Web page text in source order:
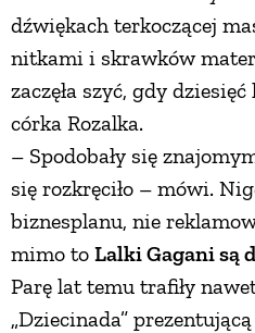
dźwiękach terkoczącej
nitkami i skrawków
zaczęła szyć, gdy
córka Rozalka.
– Spodobały się
się rozkręciło – mówi.
biznesplanu, nie
mimo to Lalki Gagani są
Parę lat temu trafiły
„Dziecinada” prezentującą